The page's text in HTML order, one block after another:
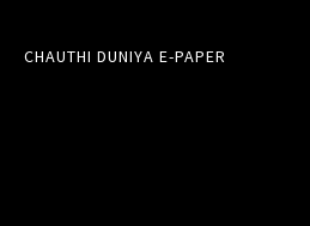
CHAUTHI DUNIYA E-PAPER